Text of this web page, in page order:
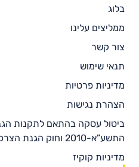
בלוג
ממליצים עלינו
צור קשר
תנאי שימוש
מדיניות פרטיות
הצהרת נגישות
ביטול עסקה בהתאם לתקנות
התשע”א-2010 וחוק הגנת הצרכן, התשמ”א-1981″
מדיניות קוקיז